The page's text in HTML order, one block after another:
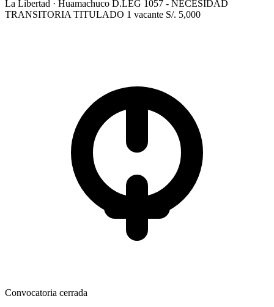
La Libertad · Huamachuco D.LEG 1057 - NECESIDAD
TRANSITORIA TITULADO 1 vacante S/. 5,000
Convocatoria cerrada